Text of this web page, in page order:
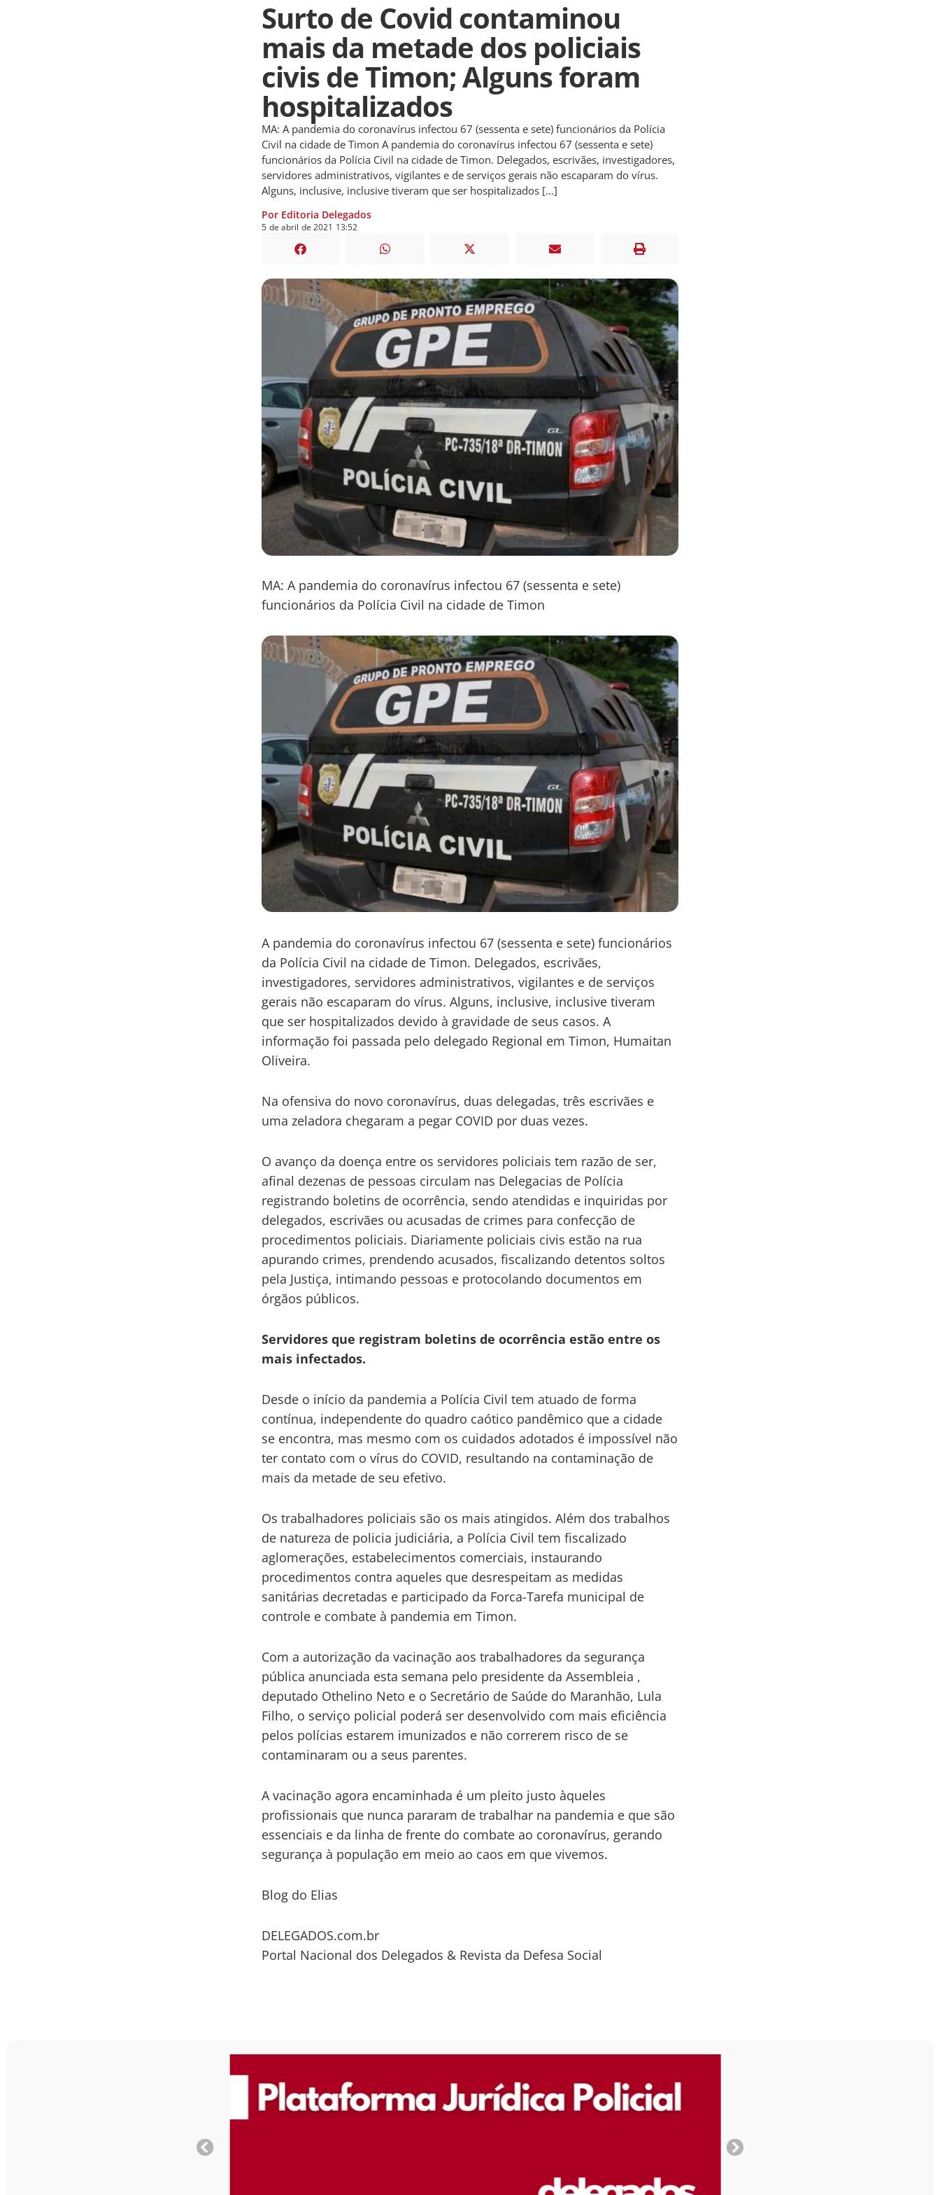
Surto de Covid contaminou
mais da metade dos policiais
civis de Timon; Alguns foram
hospitalizados
MA: A pandemia do coronavírus infectou 67 (sessenta e sete) funcionários da Polícia
Civil na cidade de Timon A pandemia do coronavírus infectou 67 (sessenta e sete)
funcionários da Polícia Civil na cidade de Timon. Delegados, escrivães, investigadores,
servidores administrativos, vigilantes e de serviços gerais não escaparam do vírus.
Alguns, inclusive, inclusive tiveram que ser hospitalizados […]
Por Editoria Delegados
5 deabril de2021 13:52
MA: A pandemia do coronavírus infectou 67 (sessenta e sete)
funcionários da Polícia Civil na cidade de Timon
A pandemia do coronavírus infectou 67 (sessenta e sete) funcionários
da Polícia Civil na cidade de Timon. Delegados, escrivães,
investigadores, servidores administrativos, vigilantes e de serviços
gerais não escaparam do vírus. Alguns, inclusive, inclusive tiveram
que ser hospitalizados devido à gravidade de seus casos. A
informação foi passada pelo delegado Regional em Timon, Humaitan
Oliveira.
Na ofensiva do novo coronavírus, duas delegadas, três escrivães e
uma zeladora chegaram a pegar COVID por duas vezes.
O avanço da doença entre os servidores policiais tem razão de ser,
afinal dezenas de pessoas circulam nas Delegacias de Polícia
registrando boletins de ocorrência, sendo atendidas e inquiridas por
delegados, escrivães ou acusadas de crimes para confecção de
procedimentos policiais. Diariamente policiais civis estão na rua
apurando crimes, prendendo acusados, fiscalizando detentos soltos
pela Justiça, intimando pessoas e protocolando documentos em
órgãos públicos.
Servidores que registram boletins de ocorrência estão entre os
mais infectados.
Desde o início da pandemia a Polícia Civil tem atuado de forma
contínua, independente do quadro caótico pandêmico que a cidade
se encontra, mas mesmo com os cuidados adotados é impossível não
ter contato com o vírus do COVID, resultando na contaminação de
mais da metade de seu efetivo.
Os trabalhadores policiais são os mais atingidos. Além dos trabalhos
de natureza de policia judiciária, a Polícia Civil tem fiscalizado
aglomerações, estabelecimentos comerciais, instaurando
procedimentos contra aqueles que desrespeitam as medidas
sanitárias decretadas e participado da Forca-Tarefa municipal de
controle e combate à pandemia em Timon.
Com a autorização da vacinação aos trabalhadores da segurança
pública anunciada esta semana pelo presidente da Assembleia ,
deputado Othelino Neto e o Secretário de Saúde do Maranhão, Lula
Filho, o serviço policial poderá ser desenvolvido com mais eficiência
pelos polícias estarem imunizados e não correrem risco de se
contaminaram ou a seus parentes.
A vacinação agora encaminhada é um pleito justo àqueles
profissionais que nunca pararam de trabalhar na pandemia e que são
essenciais e da linha de frente do combate ao coronavírus, gerando
segurança à população em meio ao caos em que vivemos.
Blog do Elias
DELEGADOS.com.br
Portal Nacional dos Delegados & Revista da Defesa Social